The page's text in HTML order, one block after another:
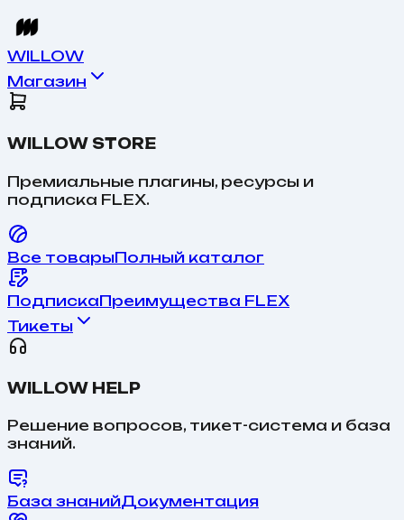
WILLOW
Магазин
WILLOW STORE
Премиальные плагины, ресурсы и
подписка FLEX.
Все товарыПолный каталог
ПодпискаПреимущества FLEX
Тикеты
WILLOW HELP
Решение вопросов, тикет-система и база
знаний.
База знанийДокументация